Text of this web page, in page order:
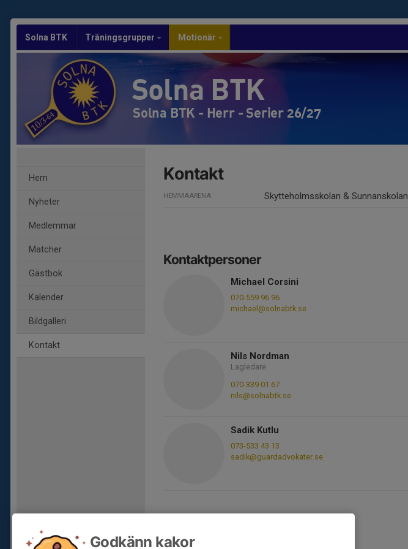
Solna BTK Träningsgrupper Motionär
Solna BTK
Solna BTK - Herr - Serier 26/27
Hem
Nyheter
Medlemmar
Matcher
Gästbok
Kalender
Bildgalleri
Kontakt
Kontakt
HEMMAARENA Skytteholmsskolan & Sunnanskolan
Kontaktpersoner
Michael Corsini
070-559 96 96
michael@solnabtk.se
Nils Nordman
Lagledare
070-339 01 67
nils@solnabtk.se
Sadik Kutlu
073-533 43 13
sadik@guardadvokater.se
Godkänn kakor